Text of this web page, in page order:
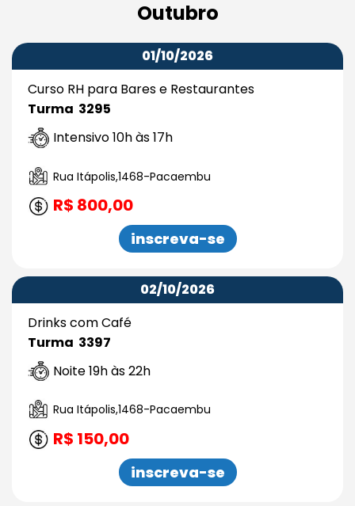
Outubro
01/10/2026
Curso RH para Bares e Restaurantes
Turma 3295
Intensivo 10h às 17h
Rua Itápolis,1468-Pacaembu
R$ 800,00
inscreva-se
02/10/2026
Drinks com Café
Turma 3397
Noite 19h às 22h
Rua Itápolis,1468-Pacaembu
R$ 150,00
inscreva-se